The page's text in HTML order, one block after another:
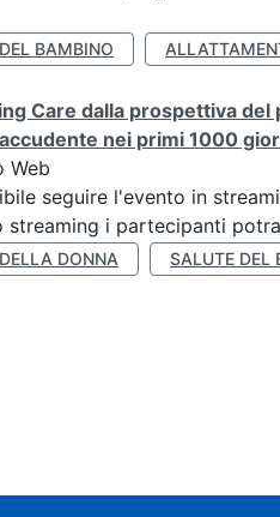
BAMBINO
Care dalla prospettiva
nei primi 1000
Web
seguire l'evento in
streaming i partecipanti
DONNA SALUTE DEL